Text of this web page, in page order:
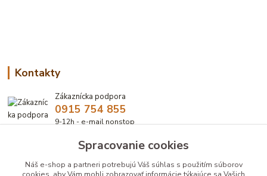
Kontakty
Zákaznícka podpora
0915 754 855
9-12h - e-mail nonstop
eshop@bbzoo.skSpracovanie cookies
Náš e-shop a partneri potrebujú Váš súhlas s použitím súborov
cookies, aby Vám mohli zobrazovať informácie týkajúce sa Vašich